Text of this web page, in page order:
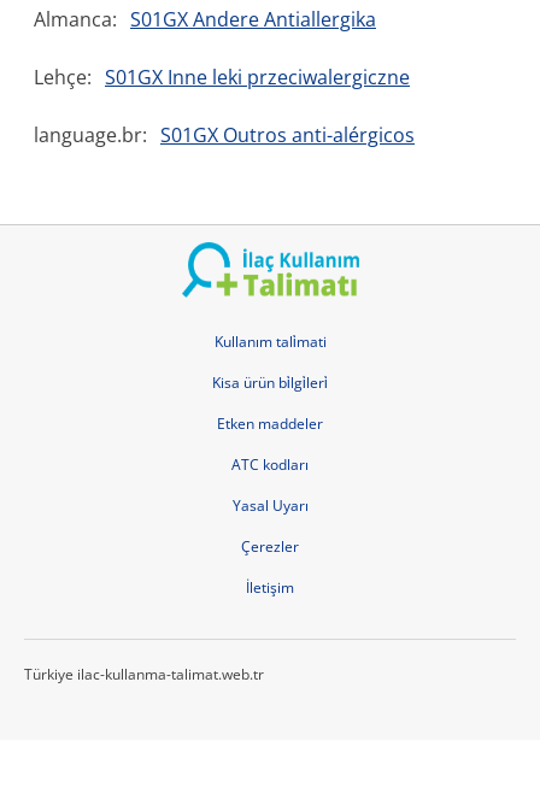
Almanca: S01GX Andere Antiallergika
Lehçe: S01GX Inne leki przeciwalergiczne
language.br: S01GX Outros anti-alérgicos
Kullanım tali̇mati
Kisa ürün bi̇lgi̇leri̇
Etken maddeler
ATC kodları
Yasal Uyarı
Çerezler
İletişim
Türkiye ilac-kullanma-talimat.web.tr